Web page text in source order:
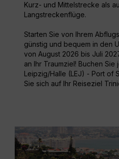
Kurz- und Mittelstrecke als
Langstreckenflüge.
Starten Sie von Ihrem
günstig und bequem in den
von August 2026 bis Juli
an Ihr Traumziel! Buchen Sie
Leipzig/Halle (LEJ) - Port of
Sie sich auf Ihr Reiseziel